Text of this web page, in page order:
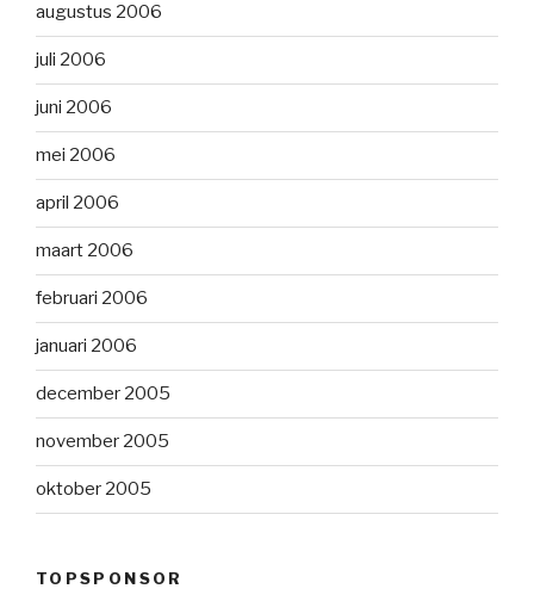
augustus 2006
juli 2006
juni 2006
mei 2006
april 2006
maart 2006
februari 2006
januari 2006
december 2005
november 2005
oktober 2005
TOPSPONSOR